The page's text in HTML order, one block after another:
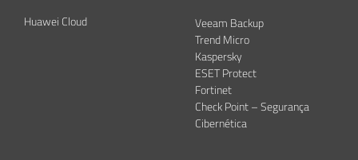
Huawei Cloud
Veeam Backup
Trend Micro
Kaspersky
ESET Protect
Fortinet
Check Point – Segurança
Cibernética